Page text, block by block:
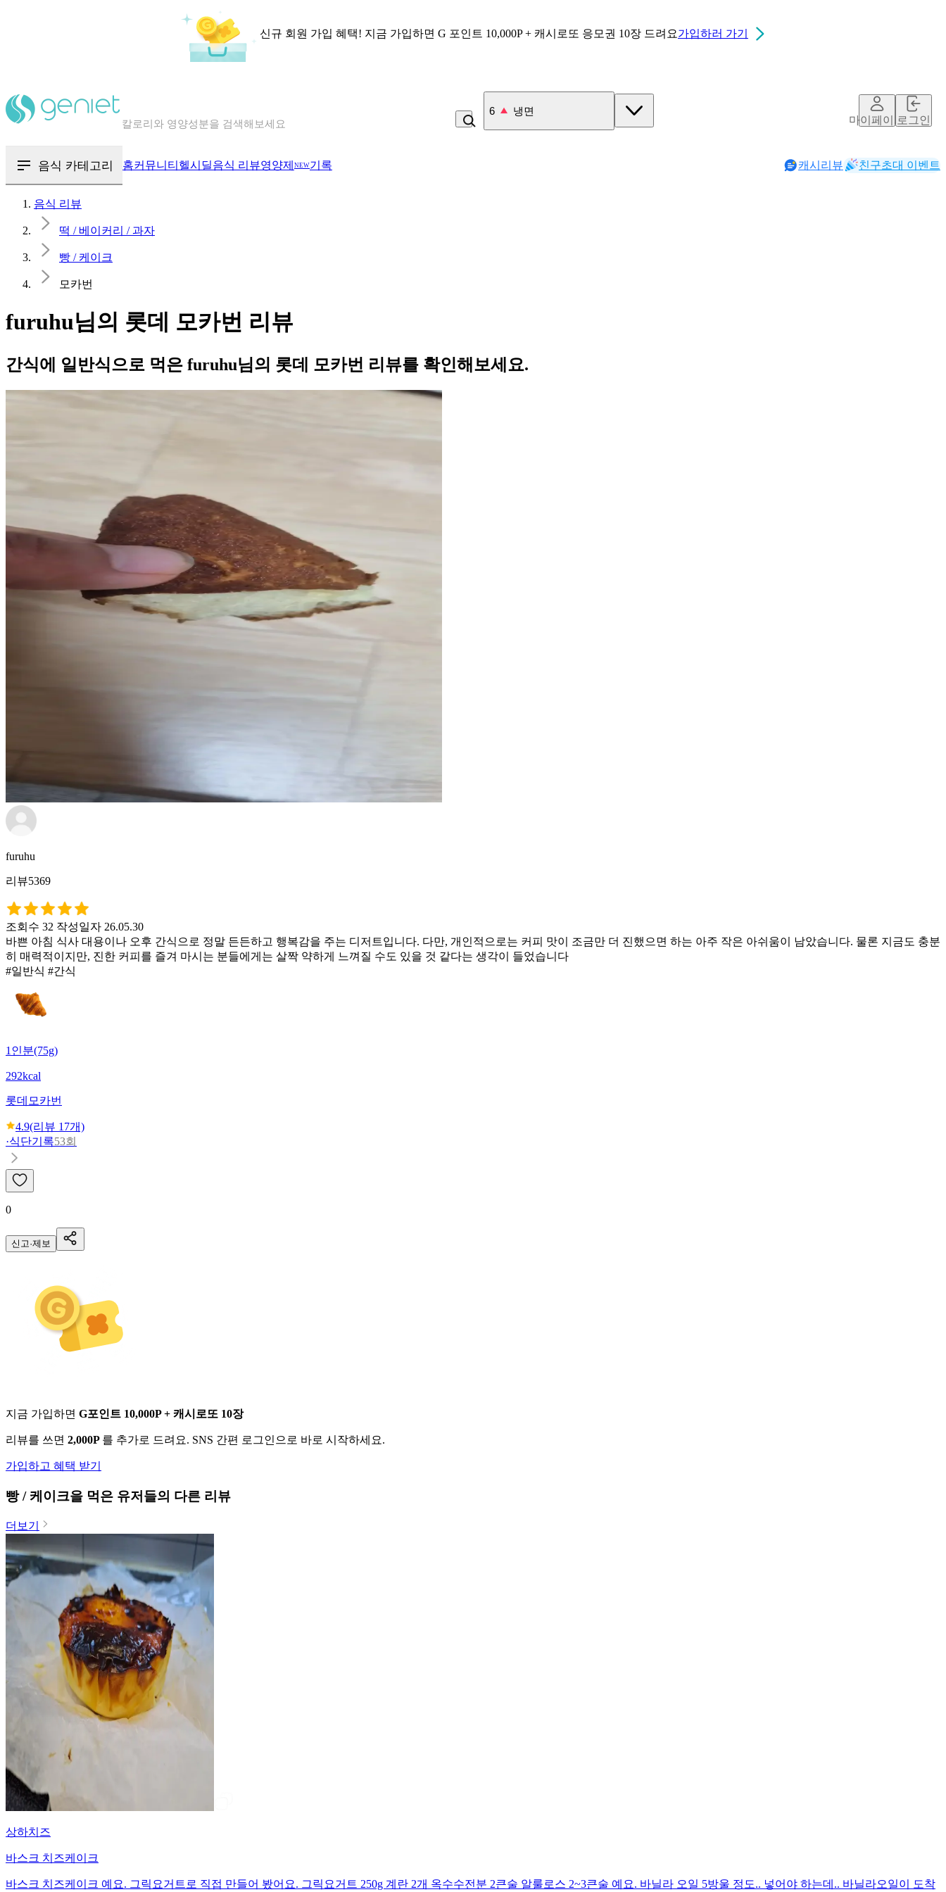
신규 회원 가입 혜택! 지금 가입하면 G 포인트 10,000P + 캐시로또 응모권 10장 드려요가입하러 가기
음식 · 영양제 리뷰를 찾아보세요
7 김치
마이페이지로그인
음식 카테고리 홈커뮤니티 헬시딜음식 리뷰영양제 NEW기록 캐시리뷰 친구초대 이벤트
음식 리뷰
떡 / 베이커리 / 과자
빵 / 케이크
모카번
furuhu님의 롯데 모카번 리뷰
간식에 일반식으로 먹은 furuhu님의 롯데 모카번 리뷰를 확인해보세요.
furuhu
리뷰5369
조회수 32 작성일자 26.05.30
바쁜 아침 식사 대용이나 오후 간식으로 정말 든든하고 행복감을 주는 디저트입니다. 다만, 개인적으로는 커피 맛이 조금만 더 진했으면 하는 아주 작은 아쉬움이 남았습니다. 물론 지금도 충분
히 매력적이지만, 진한 커피를 즐겨 마시는 분들에게는 살짝 약하게 느껴질 수도 있을 것 같다는 생각이 들었습니다
#일반식 #간식
1인분(75g)
292kcal
롯데 모카번
4.9(리뷰 17개)
·식단기록53회
0
신고·제보
지금 가입하면 G포인트 10,000P + 캐시로또 10장
리뷰를 쓰면 2,000P 를 추가로 드려요. SNS 간편 로그인으로 바로 시작하세요.
가입하고 혜택 받기
빵 / 케이크을 먹은 유저들의 다른 리뷰
더보기
상하치즈
바스크 치즈케이크
바스크 치즈케이크 예요. 그릭요거트로 직접 만들어 봤어요. 그릭요거트 250g 계란 2개 옥수수전분 2큰술 알룰로스 2~3큰술 예요. 바닐라 오일 5방울 정도.. 넣어야 하는데.. 바닐라오일이 도착